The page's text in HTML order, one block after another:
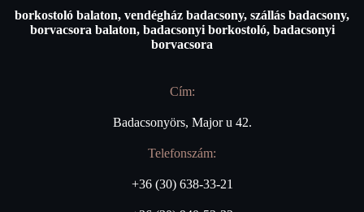
borkostoló balaton, vendégház badacsony, szállás badacsony,
borvacsora balaton, badacsonyi borkostoló, badacsonyi
borvacsora
Cím:
Badacsonyörs, Major u 42.
Telefonszám:
+36 (30) 638-33-21